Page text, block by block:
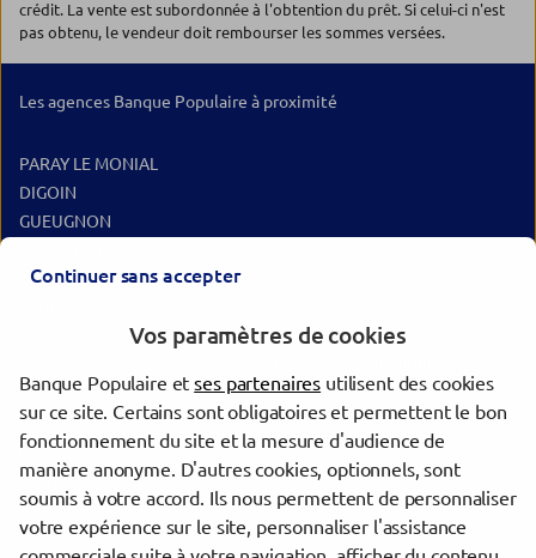
crédit. La vente est subordonnée à l'obtention du prêt. Si celui-ci n'est
pas obtenu, le vendeur doit rembourser les sommes versées.
Les agences Banque Populaire à proximité
PARAY LE MONIAL
DIGOIN
GUEUGNON
MONTCEAU LES MINES
Mâcon
Le Creusot
Roanne
Continuer sans accepter
Vos paramètres de cookies
Banque Populaire etses partenaires utilisent des cookies
sur ce site. Certains sont obligatoires et permettent le bon
fonctionnement du site et la mesure d'audience de
manière anonyme. D'autres cookies, optionnels, sont
soumis à votre accord. Ils nous permettent de personnaliser
votre expérience sur le site, personnaliser l'assistance